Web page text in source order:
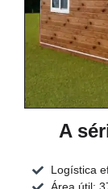
A
Logística